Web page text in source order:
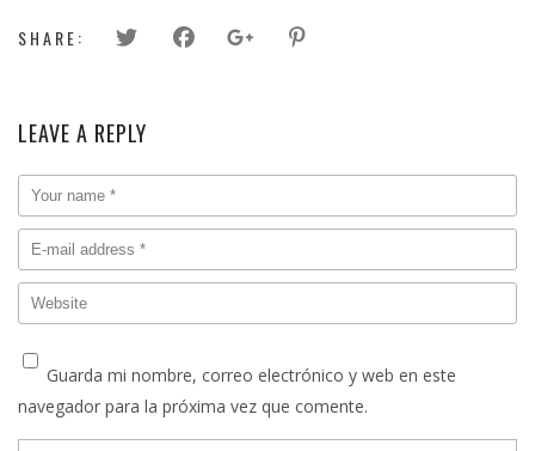
SHARE:
LEAVE A REPLY
Guarda mi nombre, correo electrónico y web en este
navegador para la próxima vez que comente.